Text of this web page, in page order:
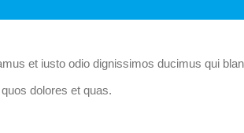
et iusto odio dignissimos ducimus qui
dolores et quas.